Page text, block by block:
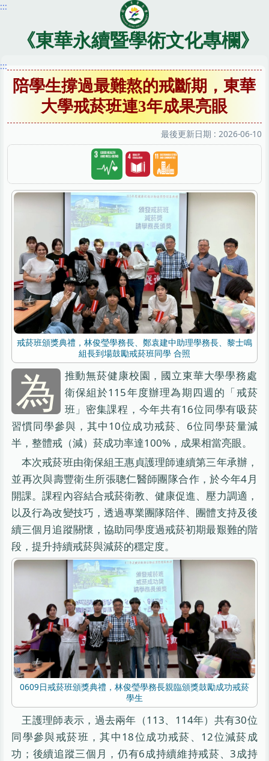
跳
內
:::
《東華永續暨學術文化專欄》
:::
陪學生撐過最難熬的戒斷期，東華
大學戒菸班連3年成果亮眼
最後更新日期 : 2026-06-10
戒菸班頒獎典禮，林俊瑩學務長、鄭袁建中助理學務長、黎士鳴
組長到場鼓勵戒菸班同學 合照
為
推動無菸健康校園，國立東華大學學務處
衛保組於115年度辦理為期四週的「戒菸
班」密集課程，今年共有16位同學有吸菸
習慣同學參與，其中10位成功戒菸、6位同學菸量減
半，整體戒（減）菸成功率達100%，成果相當亮眼。
本次戒菸班由衛保組王惠貞護理師連續第三年承辦，
並再次與壽豐衛生所張聰仁醫師團隊合作，於今年4月
開課。課程內容結合戒菸衛教、健康促進、壓力調適，
以及行為改變技巧，透過專業團隊陪伴、團體支持及後
續三個月追蹤關懷，協助同學度過戒菸初期最艱難的階
段，提升持續戒菸與減菸的穩定度。
0609日戒菸班頒獎典禮，林俊瑩學務長親臨頒獎鼓勵成功戒菸
學生
王護理師表示，過去兩年（113、114年）共有30位
同學參與戒菸班，其中18位成功戒菸、12位減菸成
功；後續追蹤三個月，仍有6成持續維持戒菸、3成持